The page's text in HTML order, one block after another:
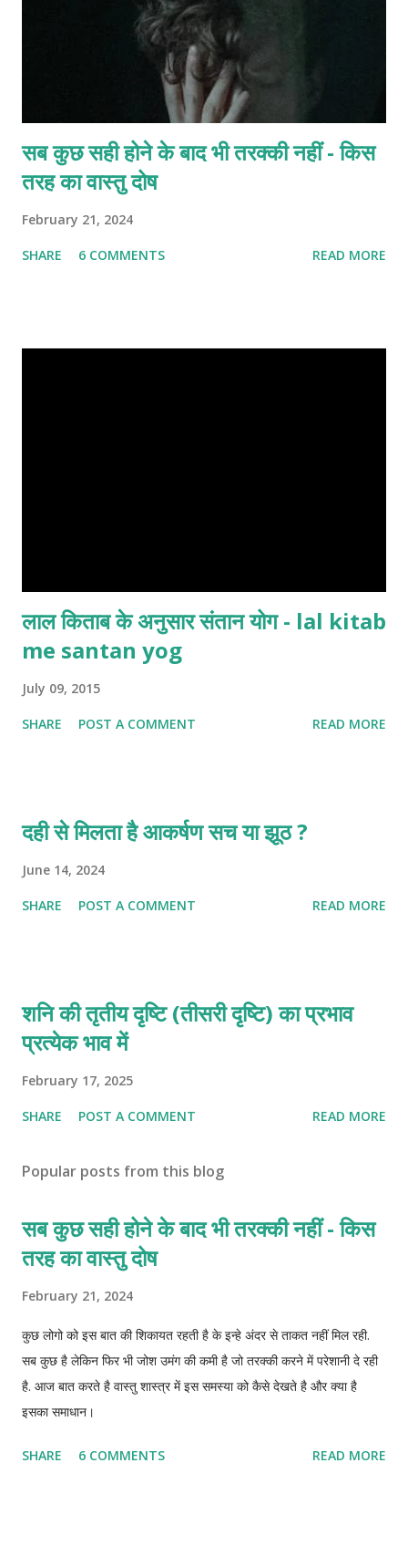
सब कुछ सही होने के बाद भी तरक्की नहीं - किस
तरह का वास्तु दोष
February 21, 2024
SHARE 6 COMMENTS READ MORE
लाल किताब के अनुसार संतान योग - lal kitab
me santan yog
July 09, 2015
SHARE POST A COMMENT READ MORE
दही से मिलता है आकर्षण सच या झूठ ?
June 14, 2024
SHARE POST A COMMENT READ MORE
शनि की तृतीय दृष्टि (तीसरी दृष्टि) का प्रभाव
प्रत्येक भाव में
February 17, 2025
SHARE POST A COMMENT READ MORE
Popular posts from this blog
सब कुछ सही होने के बाद भी तरक्की नहीं - किस
तरह का वास्तु दोष
February 21, 2024
कुछ लोगो को इस बात की शिकायत रहती है के इन्हे अंदर से ताकत नहीं मिल रही.
सब कुछ है लेकिन फिर भी जोश उमंग की कमी है जो तरक्की करने में परेशानी दे रही
है. आज बात करते है वास्तु शास्त्र में इस समस्या को कैसे देखते है और क्या है
इसका समाधान।
SHARE 6 COMMENTS READ MORE